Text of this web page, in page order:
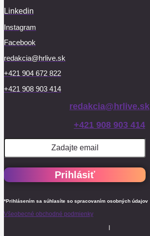
Linkedin
Instagram
Facebook
redakcia@hrlive.sk
+421 904 672 822
+421 908 903 414
redakcia@hrlive.sk
+421 908 903 414
Prihlásiť
*Prihlásením sa súhlasíte so spracovaním osobných údajov
Všeobecné obchodné podmienky